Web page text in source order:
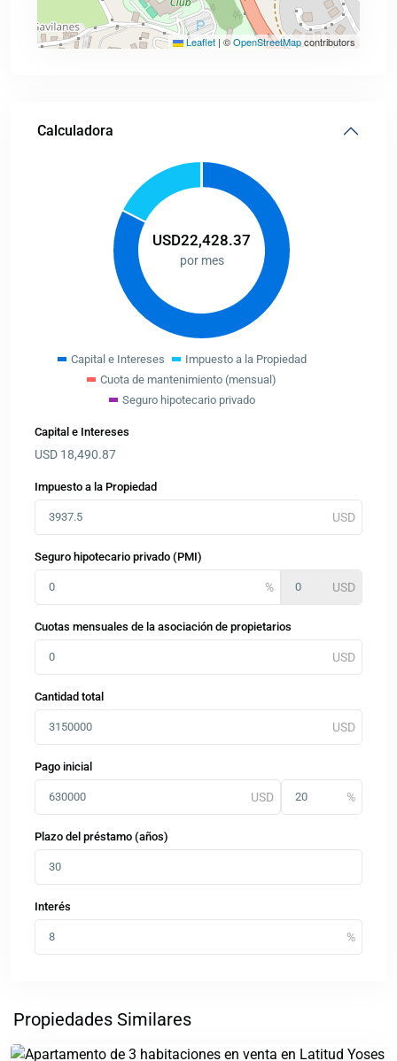
Leaflet | ©OpenStreetMapcontributors
Calculadora
USD22,428.37
por mes
Capital e Intereses
Impuesto a la Propiedad
Cuota de mantenimiento (mensual)
Seguro hipotecario privado
Capital e Intereses
USD 18,490.87
Impuesto a la Propiedad
Seguro hipotecario privado (PMI)
Cuotas mensuales de la asociación de propietarios
Cantidad total
Pago inicial
Plazo del préstamo (años)
Interés
Propiedades Similares
Jose